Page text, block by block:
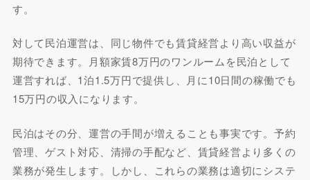
す。
対して民泊運営は、同じ物件でも賃貸経営より高い収益が
期待できます。月額家賃8万円のワンルームを民泊として
運営すれば、1泊1.5万円で提供し、月に10日間の稼働でも
15万円の収入になります。
民泊はその分、運営の手間が増えることも事実です。予約
管理、ゲスト対応、清掃の手配など、賃貸経営より多くの
業務が発生します。しかし、これらの業務は適切にシステ